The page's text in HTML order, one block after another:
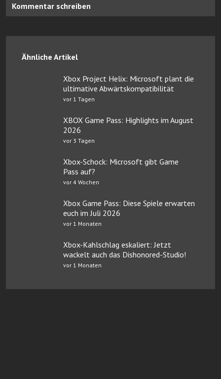
Kommentar schreiben
Ähnliche Artikel
Xbox Project Helix: Microsoft plant die
ultimative Abwärtskompatibilität
vor 1 Tagen
XBOX Game Pass: Highlights im August
2026
vor 3 Tagen
Xbox-Schock: Microsoft gibt Game
Pass auf?
vor 4 Wochen
Xbox Game Pass: Diese Spiele erwarten
euch im Juli 2026
vor 1 Monaten
Xbox-Kahlschlag eskaliert: Jetzt
wackelt auch das Dishonored-Studio!
vor 1 Monaten